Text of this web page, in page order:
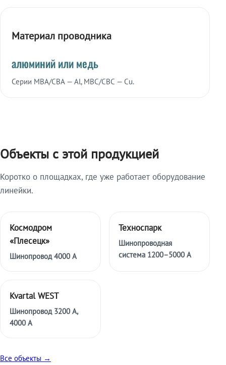
Материал проводника
алюминий или медь
Серии МВА/СВА — Al, МВС/СВС — Cu.
Объекты с этой продукцией
Коротко о площадках, где уже работает оборудование
линейки.
Космодром
«Плесецк»
Шинопровод 4000 А
Техноспарк
Шинопроводная
система 1200–5000 А
Kvartal WEST
Шинопровод 3200 А,
4000 А
Все объекты →